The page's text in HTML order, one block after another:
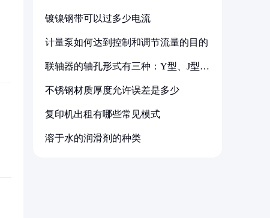
镀镍钢带可以过多少电流
计量泵如何达到控制和调节流量的目的
联轴器的轴孔形式有三种：Y型、J型、
不锈钢材质厚度允许误差是多少
复印机出租有哪些常见模式
溶于水的润滑剂的种类